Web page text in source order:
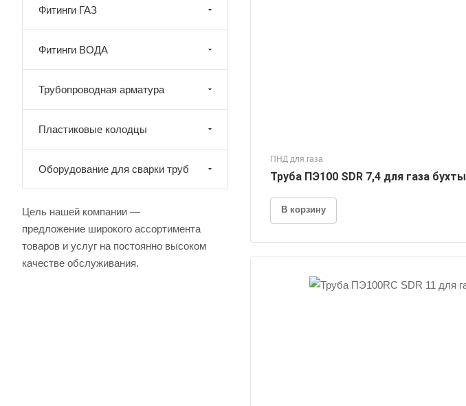
ПНД для газа
Труба ПЭ100 SDR 7,4 для газа бухты
В корзину
Фитинги ГАЗ
Фитинги ВОДА
Трубопроводная арматура
Пластиковые колодцы
Оборудование для сварки труб
Цель нашей компании —
предложение широкого ассортимента
товаров и услуг на постоянно высоком
качестве обслуживания.